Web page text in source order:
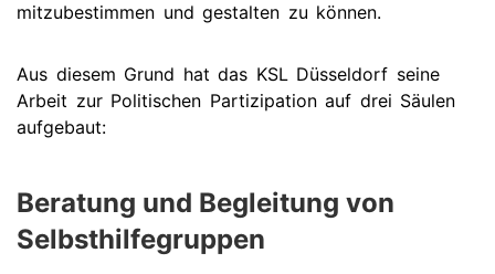
mitzubestimmen und gestalten zu können.
Aus diesem Grund hat das KSL Düsseldorf seine
Arbeit zur Politischen Partizipation auf drei Säulen
aufgebaut:
Beratung und Begleitung von
Selbsthilfegruppen